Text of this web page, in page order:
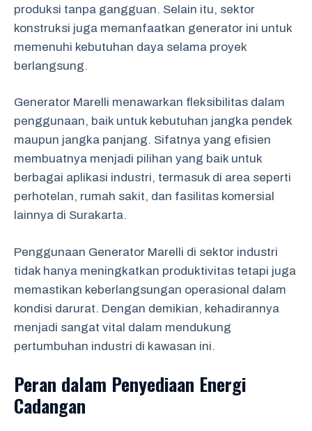
produksi tanpa gangguan. Selain itu, sektor
konstruksi juga memanfaatkan generator ini untuk
memenuhi kebutuhan daya selama proyek
berlangsung.
Generator Marelli menawarkan fleksibilitas dalam
penggunaan, baik untuk kebutuhan jangka pendek
maupun jangka panjang. Sifatnya yang efisien
membuatnya menjadi pilihan yang baik untuk
berbagai aplikasi industri, termasuk di area seperti
perhotelan, rumah sakit, dan fasilitas komersial
lainnya di Surakarta.
Penggunaan Generator Marelli di sektor industri
tidak hanya meningkatkan produktivitas tetapi juga
memastikan keberlangsungan operasional dalam
kondisi darurat. Dengan demikian, kehadirannya
menjadi sangat vital dalam mendukung
pertumbuhan industri di kawasan ini.
Peran dalam Penyediaan Energi
Cadangan